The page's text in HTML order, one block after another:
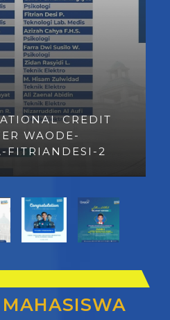
CREDIT
WAODE-
FITRIANDESI-2
MAHASISWA